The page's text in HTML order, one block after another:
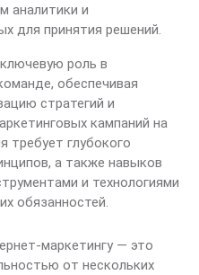
аналитики и
для принятия решений.
роль в
обеспечивая
стратегий и
кампаний на
требует глубокого
а также навыков
и технологиями
обязанностей.
маркетингу — это
от нескольких